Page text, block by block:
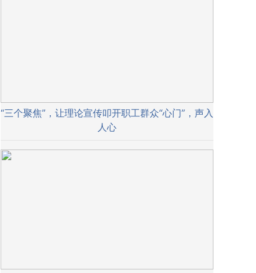
“三个聚焦”，让理论宣传叩开职工群众“心门”，声入
人心